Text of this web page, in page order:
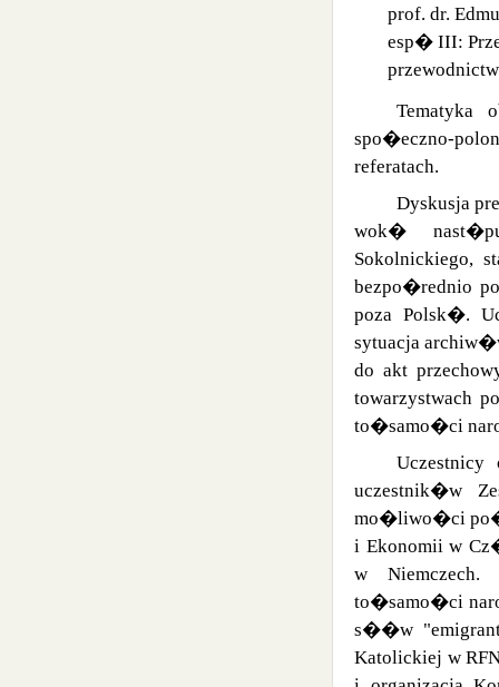
prof. dr.
esp� III:
Tematyka
spo�eczno-
referatach.
Dyskusja
wok�
Sokolnickiego,
bezpo�rednio
poza Polsk�.
sytuacja
do akt
towarzystwach
to�samo�ci
uczestnik�w
mo�liwo�ci
i Ekonomii w
w Niemczech.
to�samo�ci
s��w
Katolickiej w